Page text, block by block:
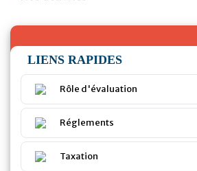
LIENS RAPIDES
Rôle d'évaluation
Réglements
Taxation